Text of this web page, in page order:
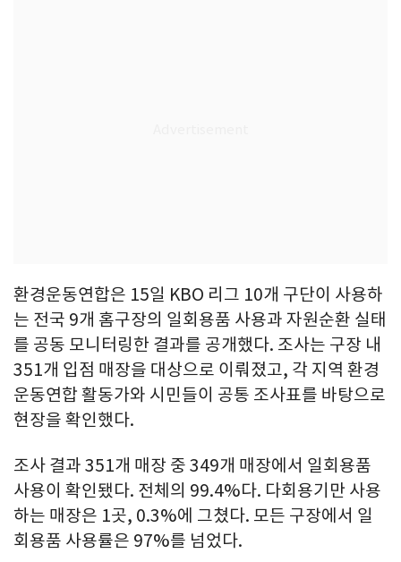
환경운동연합은 15일 KBO 리그 10개 구단이 사용하
는 전국 9개 홈구장의 일회용품 사용과 자원순환 실태
를 공동 모니터링한 결과를 공개했다. 조사는 구장 내
351개 입점 매장을 대상으로 이뤄졌고, 각 지역 환경
운동연합 활동가와 시민들이 공통 조사표를 바탕으로
현장을 확인했다.
조사 결과 351개 매장 중 349개 매장에서 일회용품
사용이 확인됐다. 전체의 99.4%다. 다회용기만 사용
하는 매장은 1곳, 0.3%에 그쳤다. 모든 구장에서 일
회용품 사용률은 97%를 넘었다.